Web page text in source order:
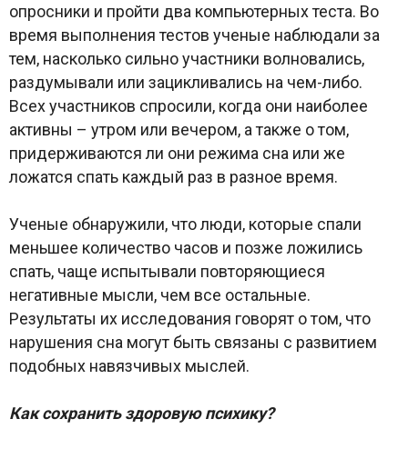
опросники и пройти два компьютерных теста. Во
время выполнения тестов ученые наблюдали за
тем, насколько сильно участники волновались,
раздумывали или зацикливались на чем-либо.
Всех участников спросили, когда они наиболее
активны – утром или вечером, а также о том,
придерживаются ли они режима сна или же
ложатся спать каждый раз в разное время.
Ученые обнаружили, что люди, которые спали
меньшее количество часов и позже ложились
спать, чаще испытывали повторяющиеся
негативные мысли, чем все остальные.
Результаты их исследования говорят о том, что
нарушения сна могут быть связаны с развитием
подобных навязчивых мыслей.
Как сохранить здоровую психику?